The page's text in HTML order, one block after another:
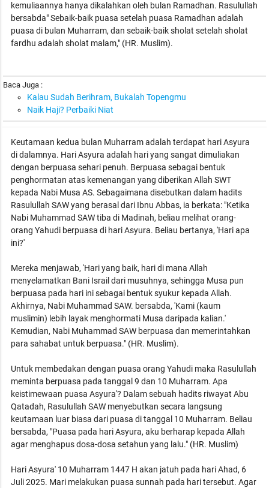
kemuliaannya hanya dikalahkan oleh bulan Ramadhan. Rasulullah
bersabda" Sebaik-baik puasa setelah puasa Ramadhan adalah
puasa di bulan Muharram, dan sebaik-baik sholat setelah sholat
fardhu adalah sholat malam," (HR. Muslim).
Baca Juga :
Kalau Sudah Berihram, Bukalah Topengmu
Naik Haji? Perbaiki Niat
Keutamaan kedua bulan Muharram adalah terdapat hari Asyura
di dalamnya. Hari Asyura adalah hari yang sangat dimuliakan
dengan berpuasa sehari penuh. Berpuasa sebagai bentuk
penghormatan atas kemenangan yang diberikan Allah SWT
kepada Nabi Musa AS. Sebagaimana disebutkan dalam hadits
Rasulullah SAW yang berasal dari Ibnu Abbas, ia berkata: "Ketika
Nabi Muhammad SAW tiba di Madinah, beliau melihat orang-
orang Yahudi berpuasa di hari Asyura. Beliau bertanya, 'Hari apa
ini?'
Mereka menjawab, 'Hari yang baik, hari di mana Allah
menyelamatkan Bani Israil dari musuhnya, sehingga Musa pun
berpuasa pada hari ini sebagai bentuk syukur kepada Allah.
Akhirnya, Nabi Muhammad SAW. bersabda, 'Kami (kaum
muslimin) lebih layak menghormati Musa daripada kalian.'
Kemudian, Nabi Muhammad SAW berpuasa dan memerintahkan
para sahabat untuk berpuasa." (HR. Muslim).
Untuk membedakan dengan puasa orang Yahudi maka Rasulullah
meminta berpuasa pada tanggal 9 dan 10 Muharram. Apa
keistimewaan puasa Asyura'? Dalam sebuah hadits riwayat Abu
Qatadah, Rasulullah SAW menyebutkan secara langsung
keutamaan luar biasa dari puasa di tanggal 10 Muharram. Beliau
bersabda, "Puasa pada hari Asyura, aku berharap kepada Allah
agar menghapus dosa-dosa setahun yang lalu." (HR. Muslim)
Hari Asyura' 10 Muharram 1447 H akan jatuh pada hari Ahad, 6
Juli 2025. Mari melakukan puasa sunnah pada hari tersebut. Agar